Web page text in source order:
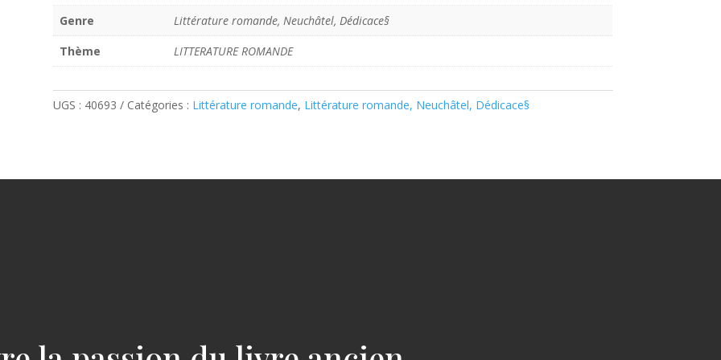
Genre
Littérature romande, Neuchâtel, Dédicace§
Thème
LITTERATURE ROMANDE
UGS : 40693 Catégories : Littérature romande, Littérature romande, Neuchâtel, Dédicace§